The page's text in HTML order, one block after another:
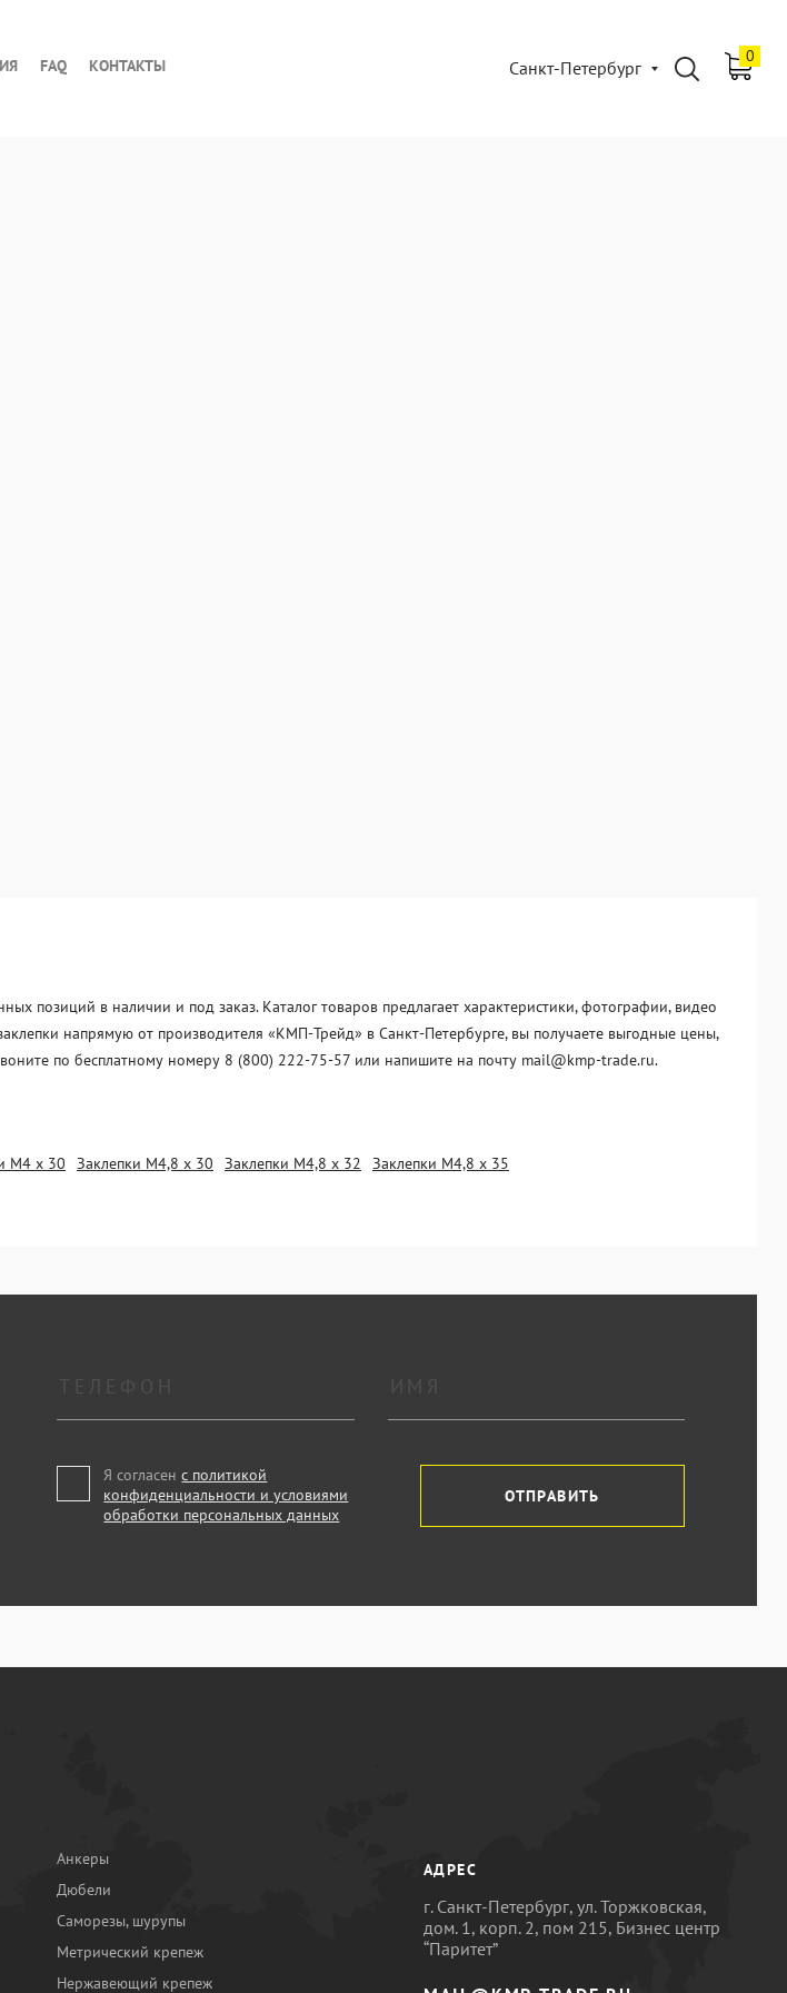
FAQ КОНТАКТЫ Санкт-Петербург
0
позиций в наличии и под заказ. Каталог товаров предлагает характеристики, фотографии, видео
напрямую от производителя «KМП-Трейд» в Санкт-Петербурге, вы получаете выгодные цены,
по бесплатному номеру 8 (800) 222-75-57 или напишите на почту mail@kmp-trade.ru.
М4 х 30 Заклепки М4,8 х 30 Заклепки М4,8 х 32 Заклепки М4,8 х 35
Я согласенс политикой
конфиденциальности и условиями
обработки персональных данных
ОТПРАВИТЬ
Анкеры
Дюбели
Саморезы, шурупы
Метрический крепеж
Нержавеющий крепеж
АДРЕС
г. Санкт-Петербург, ул. Торжковская,
дом. 1, корп. 2, пом 215, Бизнес центр
“Паритет”